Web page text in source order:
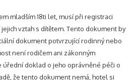
mladším 18ti let, musí při registraci
vztah s dítětem. Tento dokument by
dokument potvrzující rodinný nebo
není rodičem ani zákonným
úřední doklad o jeho oprávněné péči o
že tento dokument nemá, hotel si